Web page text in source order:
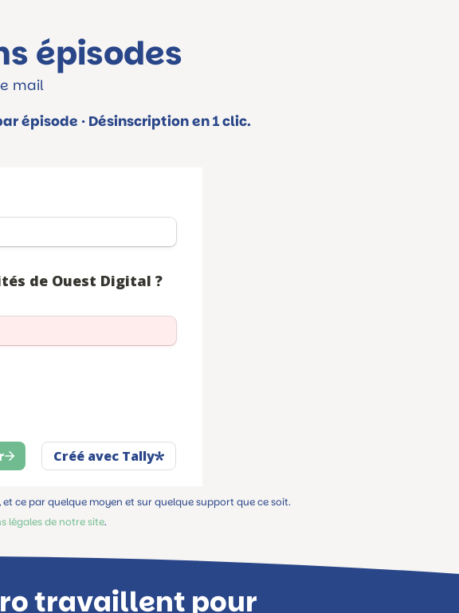
épisodes
mail
épisode · Désinscription en 1 clic.
ce par quelque moyen et sur quelque support que ce soit.
légales de notre site.
travaillent pour